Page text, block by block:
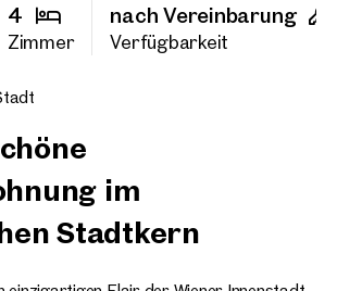
4
Zimmer
nach Vereinbarung
Verfügbarkeit
im
Stadtkern
E-Mail Adresse
Ich möchte regelmäßig